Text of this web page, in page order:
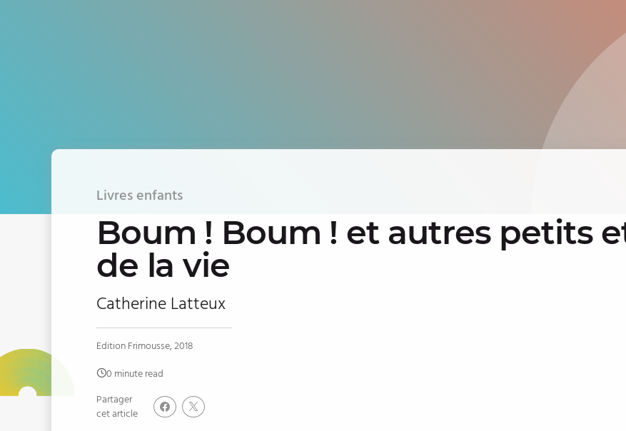
Livres enfants
Boum ! Boum ! et autres petits
de la vie
Catherine Latteux
Edition Frimousse, 2018
0 minute read
Partager
cet article